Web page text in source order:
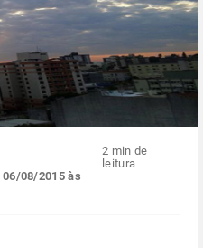
06/08/2015 às
2 min de
leitura